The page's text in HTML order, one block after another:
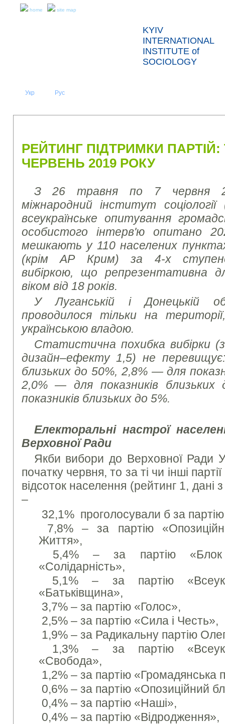
home site map
KYIV
INTERNATIONAL
INSTITUTE of
SOCIOLOGY
Укр Рус
РЕЙТИНГ ПІДТРИМКИ
ЧЕРВЕНЬ 2019 РОКУ
З 26 травня по 7 червня
міжнародний інститут
всеукраїнське опитування
особистого інтерв'ю опитано
мешкають у 110 населених пунктах
(крім АР Крим) за 4-х
вибіркою, що репрезентативна
віком від 18 років.
У Луганській і Донецькій
проводилося тільки на
українською владою.
Статистична похибка вибірки (з
дизайн–ефекту 1,5) не
близьких до 50%, 2,8% — для
2,0% — для показників
показників близьких до 5%.
Електоральні настрої
Верховної Ради
Якби вибори до Верховної Ради
початку червня, то за ті чи інші
відсоток населення (рейтинг 1, дані
–
32,1% проголосували б за
7,8% – за партію
Життя»,
5,4% – за партію «Блок
«Солідарність»,
5,1% – за партію
«Батьківщина»,
3,7% – за партію «Голос»,
2,5% – за партію «Сила і Честь»,
1,9% – за Радикальну партію
1,3% – за партію
«Свобода»,
1,2% – за партію «Громадянська
0,6% – за партію «Опозиційний
0,4% – за партію «Наші»,
0,4% – за партію «Відродження»,